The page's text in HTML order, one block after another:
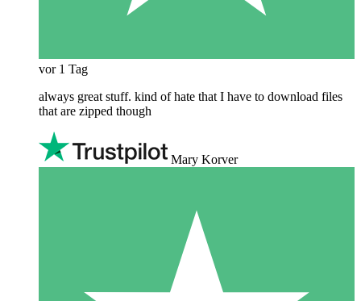
vor 1 Tag
always great stuff. kind of hate that I have to download files
that are zipped though
Mary Korver